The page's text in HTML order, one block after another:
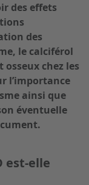
des effets
des
le calciférol
chez les
l’importance
ainsi que
éventuelle
est-elle